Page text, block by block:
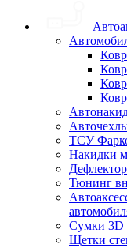
ТСУ
Накидки
Тюнинг
Сумки 3D
Щетки